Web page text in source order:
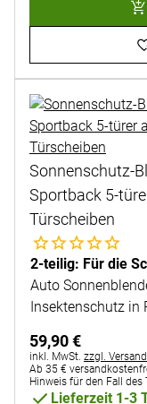
Sonnenschutz-
Sportback 5-
Türscheiben
Noch keine
2-teilig: Für die
Auto
Insektenschutz
59,90€
Steuerhinweis:
inkl. MwSt. zzgl.
Ab 35 €
Hinweis für den Fall des
Lieferzeit 1-3